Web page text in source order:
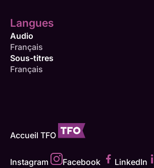
Langues
Audio
Français
Sous-titres
Français
Accueil TFO
Instagram Facebook LinkedIn